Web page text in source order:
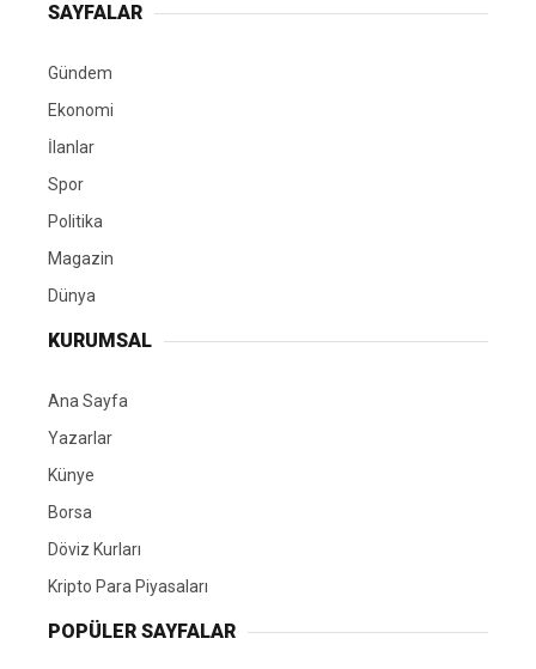
SAYFALAR
Gündem
Ekonomi
İlanlar
Spor
Politika
Magazin
Dünya
KURUMSAL
Ana Sayfa
Yazarlar
Künye
Borsa
Döviz Kurları
Kripto Para Piyasaları
POPÜLER SAYFALAR